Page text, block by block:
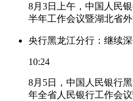
8月3日上午，中国人民
半年工作会议暨湖北省外
央行黑龙江分行：继续
10:24
8月5日，中国人民银行
年全省人民银行工作会